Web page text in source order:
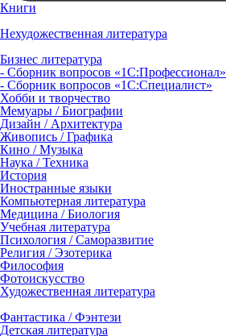
Книги
Нехудожественная литература
Бизнес литература
- Сборник вопросов «1С:Профессионал»
- Сборник вопросов «1С:Специалист»
Хобби и творчество
Мемуары / Биографии
Дизайн / Архитектура
Живопись / Графика
Кино / Музыка
Наука / Техника
История
Иностранные языки
Компьютерная литература
Медицина / Биология
Учебная литература
Психология / Саморазвитие
Религия / Эзотерика
Философия
Фотоискусство
Художественная литература
Фантастика / Фэнтези
Детская литература